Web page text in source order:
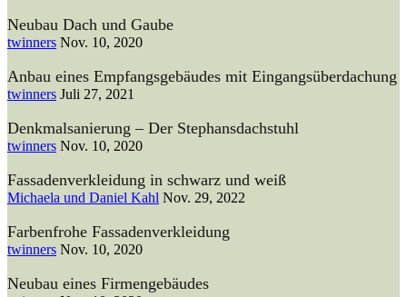
Neubau Dach und Gaube
twinners Nov. 10, 2020
Anbau eines Empfangsgebäudes mit Eingangsüberdachung
twinners Juli 27, 2021
Denkmalsanierung – Der Stephansdachstuhl
twinners Nov. 10, 2020
Fassadenverkleidung in schwarz und weiß
Michaela und Daniel Kahl Nov. 29, 2022
Farbenfrohe Fassadenverkleidung
twinners Nov. 10, 2020
Neubau eines Firmengebäudes